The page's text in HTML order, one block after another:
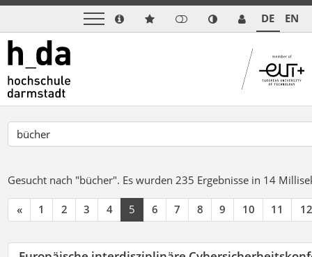
DE EN
Gesucht nach "bücher". Es wurden 235 Ergebnisse in 14
« 1 2 3 4 5 6 7 8 9 10 11 12